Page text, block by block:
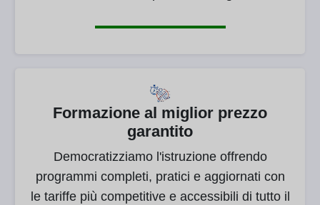
Formazione al miglior prezzo
garantito
Democratizziamo l'istruzione offrendo
programmi completi, pratici e aggiornati con
le tariffe più competitive e accessibili di tutto il